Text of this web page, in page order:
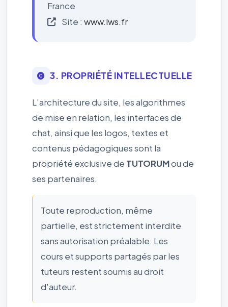
France
Site : www.lws.fr
3. PROPRIÉTÉ INTELLECTUELLE
L’architecture du site, les algorithmes
de mise en relation, les interfaces de
chat, ainsi que les logos, textes et
contenus pédagogiques sont la
propriété exclusive de TUTORUMou de
ses partenaires.
Toute reproduction, même
partielle, est strictement interdite
sans autorisation préalable. Les
cours et supports partagés par les
tuteurs restent soumis au droit
d'auteur.